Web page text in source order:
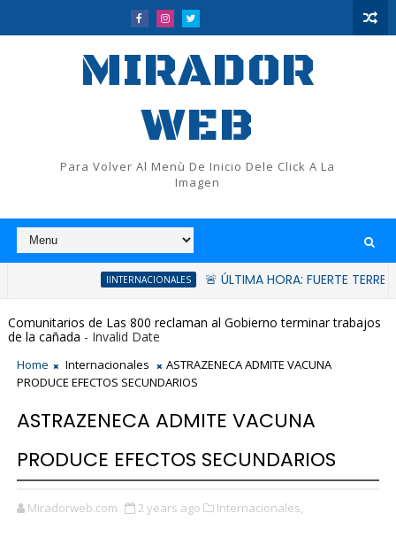
MIRADOR
WEB
Para Volver Al Menù De Inicio Dele Click A La
Imagen
IINTERNACIONALES 🚨 ÚLTIMA HORA: FUERTE TERREMOTO
Comunitarios de Las 800 reclaman al Gobierno terminar trabajos
de la cañada - Invalid Date
Home Internacionales
ASTRAZENECA ADMITE VACUNA
PRODUCE EFECTOS SECUNDARIOS
ASTRAZENECA ADMITE VACUNA
PRODUCE EFECTOS SECUNDARIOS
Miradorweb.com 2 years ago Internacionales,